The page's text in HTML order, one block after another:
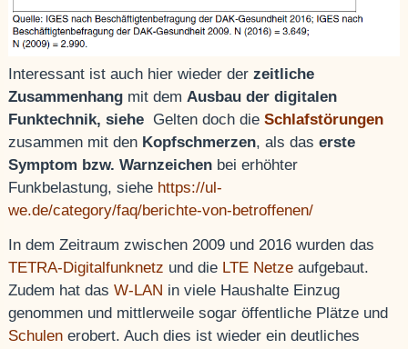
Interessant ist auch hier wieder derzeitliche
Zusammenhang mit demAusbau der digitalen
Funktechnik, siehe Gelten doch dieSchlafstörungen
zusammen mit den Kopfschmerzen, als daserste
Symptom bzw. Warnzeichen bei erhöhter
Funkbelastung, siehe https://ul-
we.de/category/faq/berichte-von-betroffenen/
In dem Zeitraum zwischen 2009 und 2016 wurden das
TETRA-Digitalfunknetz und die LTE Netze aufgebaut.
Zudem hat dasW-LAN in viele Haushalte Einzug
genommen und mittlerweile sogar öffentliche Plätze und
Schulen erobert. Auch dies ist wieder ein deutliches